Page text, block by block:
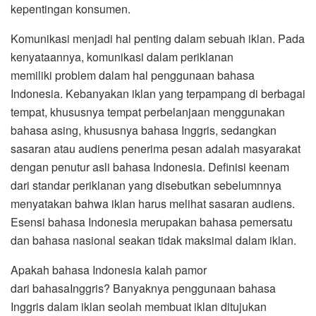
kepentingan konsumen.
Komunikasi menjadi hal penting dalam sebuah iklan. Pada
kenyataannya, komunikasi dalam periklanan
memiliki problem dalam hal penggunaan bahasa
Indonesia. Kebanyakan iklan yang terpampang di berbagai
tempat, khususnya tempat perbelanjaan menggunakan
bahasa asing, khususnya bahasa Inggris, sedangkan
sasaran atau audiens penerima pesan adalah masyarakat
dengan penutur asli bahasa Indonesia. Definisi keenam
dari standar periklanan yang disebutkan sebelumnnya
menyatakan bahwa iklan harus melihat sasaran audiens.
Esensi bahasa Indonesia merupakan bahasa pemersatu
dan bahasa nasional seakan tidak maksimal dalam iklan.
Apakah bahasa Indonesia kalah pamor
dari bahasaInggris? Banyaknya penggunaan bahasa
Inggris dalam iklan seolah membuat iklan ditujukan